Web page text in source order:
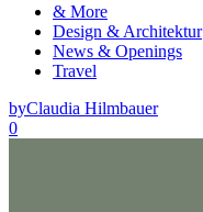
& More
Design & Architektur
News & Openings
Travel
byClaudia Hilmbauer
0